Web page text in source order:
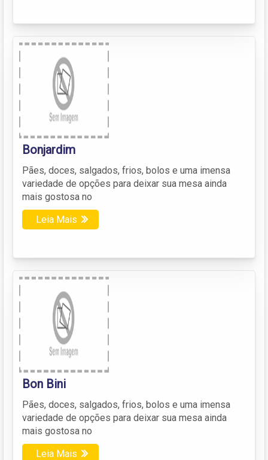
Bonjardim
Pães, doces, salgados, frios, bolos e uma imensa
variedade de opções para deixar sua mesa ainda
mais gostosa no
Leia Mais
Bon Bini
Pães, doces, salgados, frios, bolos e uma imensa
variedade de opções para deixar sua mesa ainda
mais gostosa no
Leia Mais